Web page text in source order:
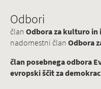
Odbori
članOdbora za kulturo in
nadomestni članOdbora
član posebnega odbora
evropski ščit za